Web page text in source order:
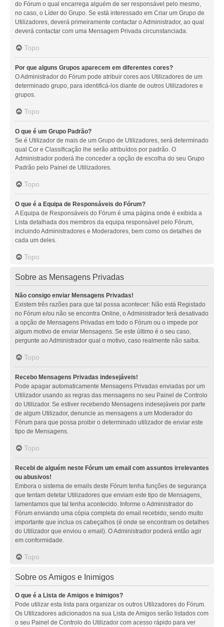
do Fórum o qual encarrega alguém de ser responsável pelo mesmo,
no caso, o Líder do Grupo. Se está interessado em Criar um Grupo de
Utilizadores, deverá primeiramente contactar o Administrador, ao qual
deverá contactar com uma Mensagem Privada circunstanciada.
Topo
Por que alguns Grupos aparecem em diferentes cores?
O Administrador do Fórum pode atribuir cores aos Utilizadores de um
determinado grupo, para identificá-los diante de outros Utilizadores e
grupos.
Topo
O que é um Grupo Padrão?
Se é Utilizador de mais de um Grupo de Utilizadores, será determinado
qual Cor e Classificação lhe serão atribuídos por padrão. O
Administrador poderá lhe conceder a opção de escolha do seu Grupo
Padrão pelo Painel de Utilizadores.
Topo
O que é a Equipa de Responsáveis do Fórum?
A Equipa de Responsáveis do Fórum é uma página onde é exibida a
Lista detalhada dos membros da equipa responsável pelo Fórum,
incluindo Administradores e Moderadores, bem como os detalhes de
cada um deles.
Topo
Sobre as Mensagens Privadas
Não consigo enviar Mensagens Privadas!
Existem três razões para que tal possa acontecer: Não está Registado
no Fórum e/ou não se encontra Online, o Administrador terá desativado
a opção de Mensagens Privadas em todo o Fórum ou o impede por
algum motivo de enviar Mensagens. Se este último é o seu caso,
pergunte ao Administrador qual o motivo, caso realmente não saiba.
Topo
Recebo Mensagens Privadas indesejáveis!
Pode apagar automaticamente Mensagens Privadas enviadas por um
Utilizador usando as regras das mensagens no seu Painel de Controlo
do Utilizador. Se estiver recebendo Mensagens indesejáveis por parte
de algum Utilizador, denuncie as mensagens a um Moderador do
Fórum para que possa proibir o determinado utilizador de enviar este
tipo de Mensagens.
Topo
Recebi de alguém neste Fórum um email com assuntos irrelevantes
ou abusivos!
Embora o sistema de emails deste Fórum tenha funções de segurança
que tentam detetar Utilizadores que enviam este tipo de Mensagens,
lamentamos que tal tenha acontecido. Informe o Administrador do
Fórum enviando uma cópia completa do email recebido, sendo muito
importante que inclua os cabeçalhos (é onde se encontram os detalhes
do Utilizador que enviou o email). O Administrador poderá então agir
em conformidade.
Topo
Sobre os Amigos e Inimigos
O que é a Lista de Amigos e Inimigos?
Pode utilizar esta lista para organizar os outros Utilizadores do Fórum.
Os Utilizadores adicionados na sua Lista de Amigos serão listados com
o seu Painel de Controlo do Utilizador com acesso rápido para ver